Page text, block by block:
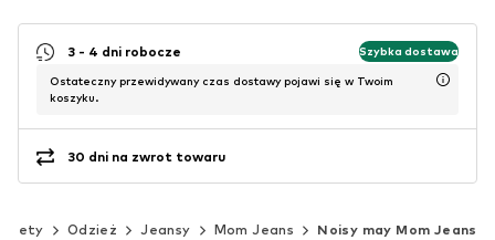
3 - 4 dni robocze Szybka dostawa
Ostateczny przewidywany czas dostawy pojawi się w Twoim
koszyku.
30 dni na zwrot towaru
Odzież Jeansy Mom Jeans Noisy may Mom Jeans